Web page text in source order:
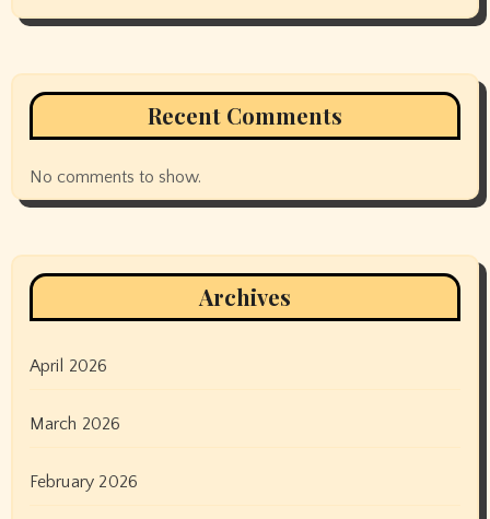
Recent Comments
No comments to show.
Archives
April 2026
March 2026
February 2026